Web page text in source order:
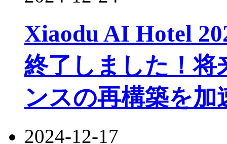
Xiaodu AI Hotel
終了しました！
ンスの再構築を加
2024-12-17